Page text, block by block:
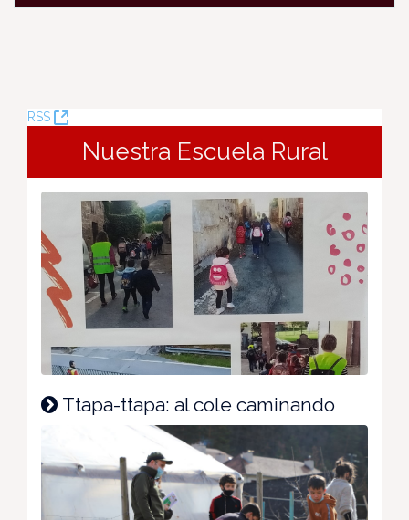
RSS
(Opens
Window)
Nuestra Escuela Rural
Ttapa-ttapa: al cole caminando